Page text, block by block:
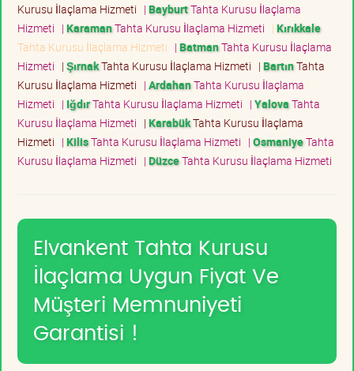
Kurusu İlaçlama Hizmeti | BayburtTahta Kurusu İlaçlama
Hizmeti | KaramanTahta Kurusu İlaçlama Hizmeti | Kırıkkale
Tahta Kurusu İlaçlama Hizmeti | BatmanTahta Kurusu İlaçlama
Hizmeti | ŞırnakTahta Kurusu İlaçlama Hizmeti | BartınTahta
Kurusu İlaçlama Hizmeti | ArdahanTahta Kurusu İlaçlama
Hizmeti | IğdırTahta Kurusu İlaçlama Hizmeti | YalovaTahta
Kurusu İlaçlama Hizmeti | KarabükTahta Kurusu İlaçlama
Hizmeti | KilisTahta Kurusu İlaçlama Hizmeti | OsmaniyeTahta
Kurusu İlaçlama Hizmeti | DüzceTahta Kurusu İlaçlama Hizmeti
Elvankent Tahta Kurusu
İlaçlama Uygun Fiyat Ve
Müşteri Memnuniyeti
Garantisi !